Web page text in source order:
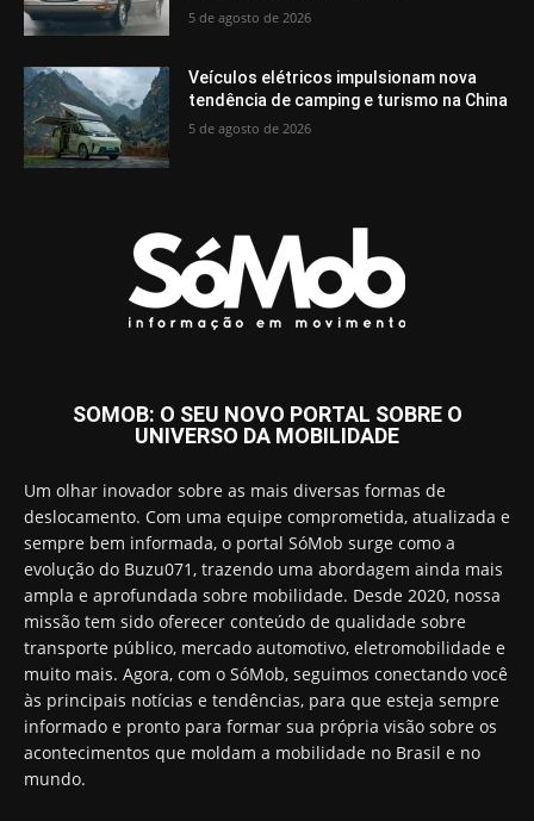
5 de agosto de 2026
Veículos elétricos impulsionam nova
tendência de camping e turismo na China
5 de agosto de 2026
SOMOB: O SEU NOVO PORTAL SOBRE O
UNIVERSO DA MOBILIDADE
Um olhar inovador sobre as mais diversas formas de
deslocamento. Com uma equipe comprometida, atualizada e
sempre bem informada, o portal SóMob surge como a
evolução do Buzu071, trazendo uma abordagem ainda mais
ampla e aprofundada sobre mobilidade. Desde 2020, nossa
missão tem sido oferecer conteúdo de qualidade sobre
transporte público, mercado automotivo, eletromobilidade e
muito mais. Agora, com o SóMob, seguimos conectando você
às principais notícias e tendências, para que esteja sempre
informado e pronto para formar sua própria visão sobre os
acontecimentos que moldam a mobilidade no Brasil e no
mundo.